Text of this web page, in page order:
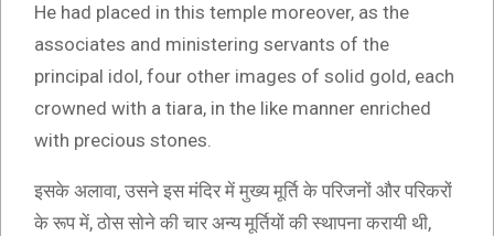
He had placed in this temple moreover, as the
associates and ministering servants of the
principal idol, four other images of solid gold, each
crowned with a tiara, in the like manner enriched
with precious stones.
इसके अलावा, उसने इस मंदिर में मुख्य मूर्ति के परिजनों और परिकरों
के रूप में, ठोस सोने की चार अन्य मूर्तियों की स्थापना करायी थी,